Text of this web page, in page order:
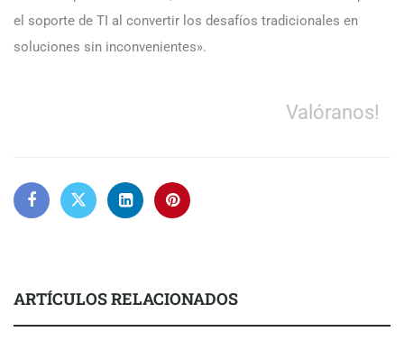
el soporte de TI al convertir los desafíos tradicionales en
soluciones sin inconvenientes».
Valóranos!
ARTÍCULOS RELACIONADOS